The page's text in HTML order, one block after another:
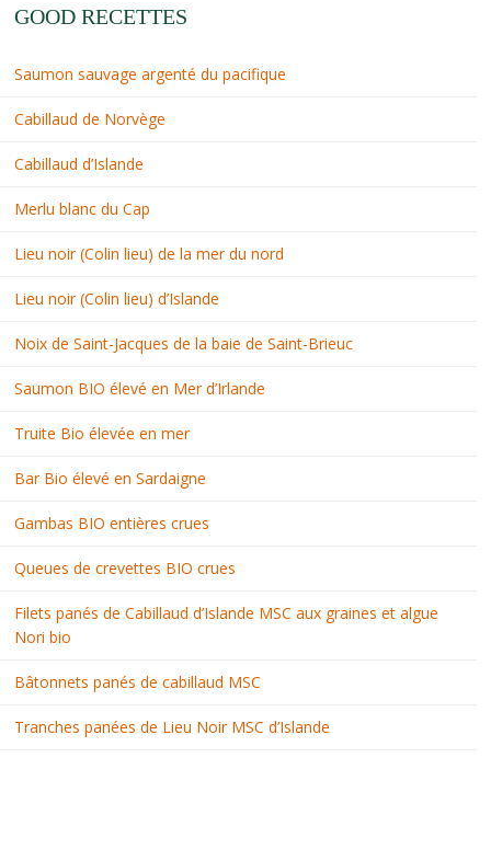
GOOD RECETTES
Saumon sauvage argenté du pacifique
Cabillaud de Norvège
Cabillaud d’Islande
Merlu blanc du Cap
Lieu noir (Colin lieu) de la mer du nord
Lieu noir (Colin lieu) d’Islande
Noix de Saint-Jacques de la baie de Saint-Brieuc
Saumon BIO élevé en Mer d’Irlande
Truite Bio élevée en mer
Bar Bio élevé en Sardaigne
Gambas BIO entières crues
Queues de crevettes BIO crues
Filets panés de Cabillaud d’Islande MSC aux graines et algue
Nori bio
Bâtonnets panés de cabillaud MSC
Tranches panées de Lieu Noir MSC d’Islande